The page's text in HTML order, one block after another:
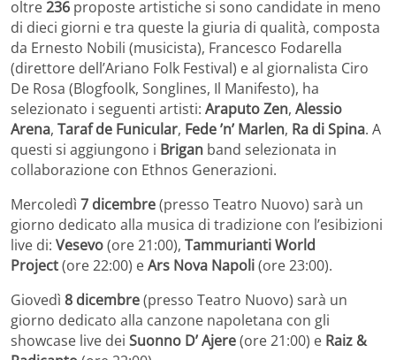
oltre236 proposte artistiche si sono candidate in meno
di dieci giorni e tra queste la giuria di qualità, composta
da Ernesto Nobili (musicista), Francesco Fodarella
(direttore dell’Ariano Folk Festival) e al giornalista Ciro
De Rosa (Blogfoolk, Songlines, Il Manifesto), ha
selezionato i seguenti artisti: Araputo Zen, Alessio
Arena, Taraf de Funicular, Fede ’n’ Marlen, Ra di Spina. A
questi si aggiungono i Brigan band selezionata in
collaborazione con Ethnos Generazioni.
Mercoledì 7 dicembre(presso Teatro Nuovo) sarà un
giorno dedicato alla musica di tradizione con l’esibizioni
live di: Vesevo(ore 21:00), Tammurianti World
Project(ore 22:00) eArs Nova Napoli(ore 23:00).
Giovedì 8 dicembre(presso Teatro Nuovo) sarà un
giorno dedicato alla canzone napoletana con gli
showcase live dei Suonno D’ Ajere(ore 21:00) e Raiz &